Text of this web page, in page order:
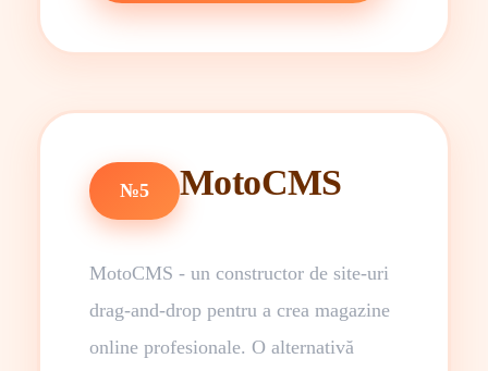
№5 MotoCMS
MotoCMS - un constructor de site-uri
drag-and-drop pentru a crea magazine
online profesionale. O alternativă